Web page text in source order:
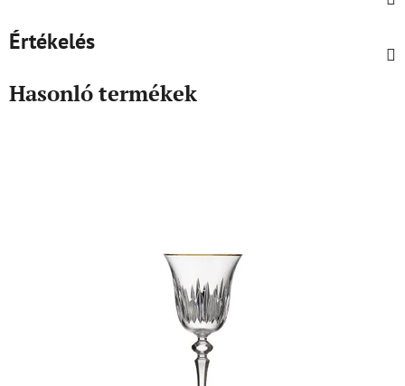
Értékelés
Hasonló termékek